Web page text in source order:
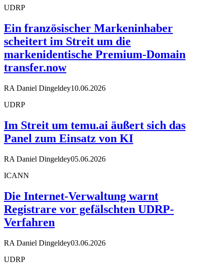
UDRP
Ein französischer Markeninhaber
scheitert im Streit um die
markenidentische Premium-Domain
transfer.now
RA Daniel Dingeldey10.06.2026
UDRP
Im Streit um temu.ai äußert sich das
Panel zum Einsatz von KI
RA Daniel Dingeldey05.06.2026
ICANN
Die Internet-Verwaltung warnt
Registrare vor gefälschten UDRP-
Verfahren
RA Daniel Dingeldey03.06.2026
UDRP